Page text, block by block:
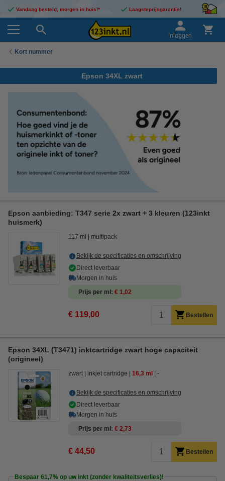
Vandaag besteld, morgen in huis!* Laagsteprijsgarantie!
Inloggen
Kort nummer
Epson 34XL zwart
Epson aanbieding: T347 serie 2x zwart + 3 kleuren (123inkt
huismerk)
117 ml multipack
Bekijk de specificaties en omschrijving
Direct leverbaar
Morgen in huis
Prijs per ml
€ 1,02
€ 119,00 Bestellen
Epson 34XL (T3471) inktcartridge zwart hoge capaciteit
(origineel)
zwart inkjet cartridge 16,3 ml -
Bekijk de specificaties en omschrijving
Direct leverbaar
Morgen in huis
Prijs per ml
€ 2,73
€ 44,50 Bestellen
Bespaar 61,7% op uw inkt (zonder kwaliteitsverlies)!